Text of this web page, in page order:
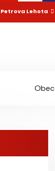
Petrova Lehota
Obec